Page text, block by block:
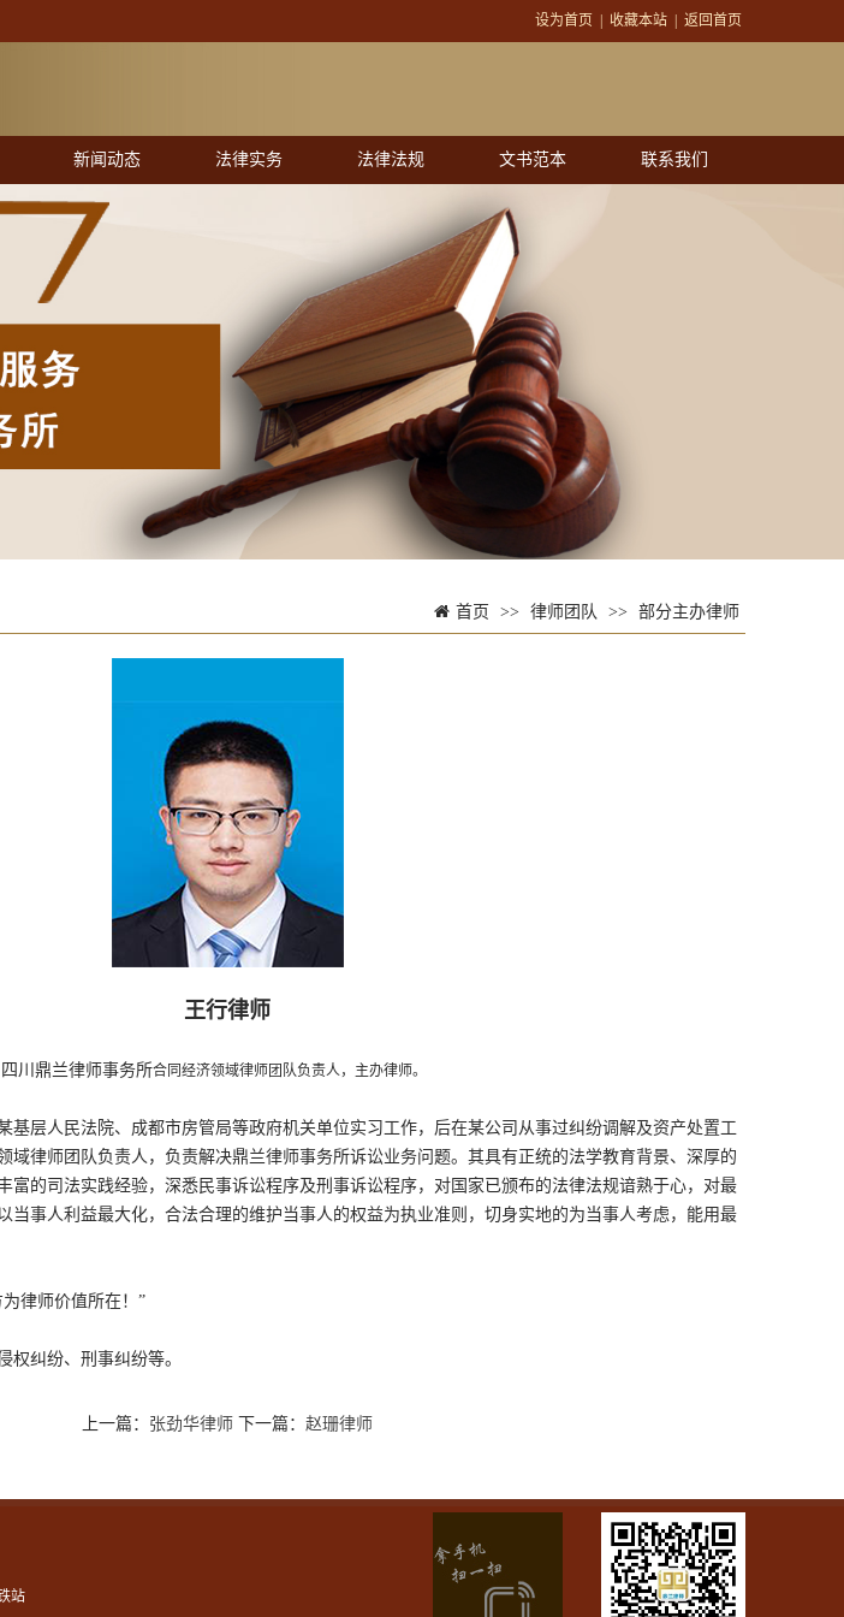
设为首页 收藏本站 返回首页
新闻动态 法律实务 法律法规 文书范本 联系我们
首页 >> 律师团队 >> 部分主办律师
王行律师
川鼎兰律师事务所合同经济领域律师团队负责人，主办律师。
层人民法院、成都市房管局等政府机关单位实习工作，后在某公司从事过纠纷调解及资产处置工
域律师团队负责人，负责解决鼎兰律师事务所诉讼业务问题。其具有正统的法学教育背景、深厚的
富的司法实践经验，深悉民事诉讼程序及刑事诉讼程序，对国家已颁布的法律法规谙熟于心，对最
当事人利益最大化，合法合理的维护当事人的权益为执业准则，切身实地的为当事人考虑，能用最
律师价值所在！”
纠纷、刑事纠纷等。
上一篇： 张劲华律师 下一篇：赵珊律师
站